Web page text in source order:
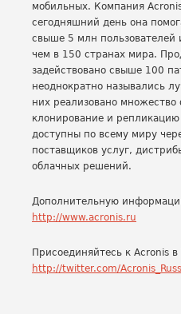
мобильных. Компания
сегодняшний день она
свыше 5 млн пользователей
чем в 150 странах мира.
задействовано свыше 100
неоднократно назывались
них реализовано
клонирование и
доступны по всему миру
поставщиков услуг,
облачных решений.
Дополнительную
http://www.acronis.ru
Присоединяйтесь к Acronis в
http://twitter.com/